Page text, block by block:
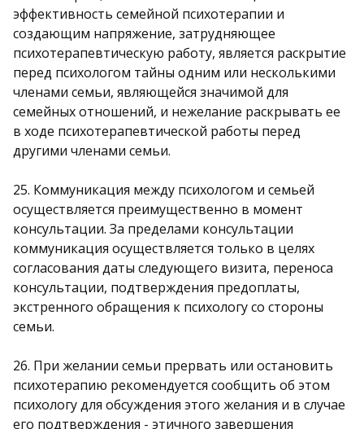
эффективность семейной психотерапии и
создающим напряжение, затрудняющее
психотерапевтическую работу, является раскрытие
перед психологом тайны одним или несколькими
членами семьи, являющейся значимой для
семейных отношений, и нежелание раскрывать ее
в ходе психотерапевтической работы перед
другими членами семьи.
25. Коммуникация между психологом и семьей
осуществляется преимущественно в момент
консультации. За пределами консультации
коммуникация осуществляется только в целях
согласования даты следующего визита, переноса
консультации, подтверждения предоплаты,
экстренного обращения к психологу со стороны
семьи.
26. При желании семьи прервать или остановить
психотерапию рекомендуется сообщить об этом
психологу для обсуждения этого желания и в случае
его подтверждения - этичного завершения